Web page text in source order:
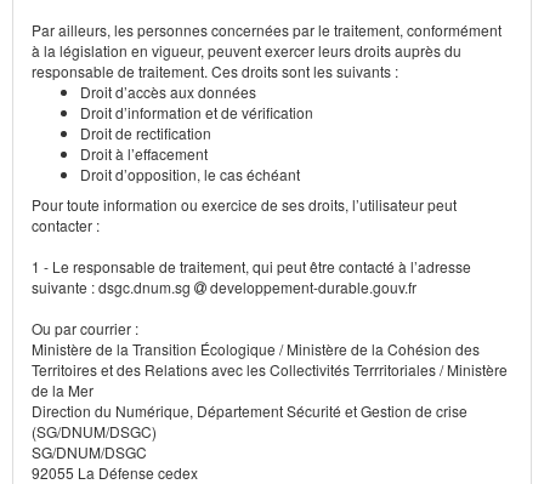
Par ailleurs, les personnes concernées par le traitement, conformément
à la législation en vigueur, peuvent exercer leurs droits auprès du
responsable de traitement. Ces droits sont les suivants :
Droit d’accès aux données
Droit d’information et de vérification
Droit de rectification
Droit à l’effacement
Droit d’opposition, le cas échéant
Pour toute information ou exercice de ses droits, l’utilisateur peut
contacter :
1 - Le responsable de traitement, qui peut être contacté à l’adresse
suivante : dsgc.dnum.sg
developpement-durable.gouv.fr
Ou par courrier :
Ministère de la Transition Écologique / Ministère de la Cohésion des
Territoires et des Relations avec les Collectivités Terrritoriales / Ministère
de la Mer
Direction du Numérique, Département Sécurité et Gestion de crise
(SG/DNUM/DSGC)
SG/DNUM/DSGC
92055 La Défense cedex